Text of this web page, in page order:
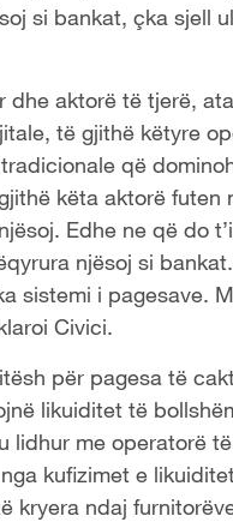
si bankat, çka sjell
dhe aktorë të tjerë,
të gjithë këtyre
që
këta aktorë futen
Edhe ne që do
njësoj si
sistemi i pagesave.
Civici.
për pagesa të
likuiditet të
lidhur me operatorë
kufizimet e
kryera ndaj